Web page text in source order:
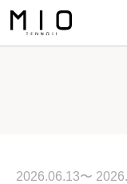
2026.06.13〜